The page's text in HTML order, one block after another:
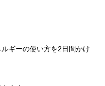
ギーの使い方を2日間かけ